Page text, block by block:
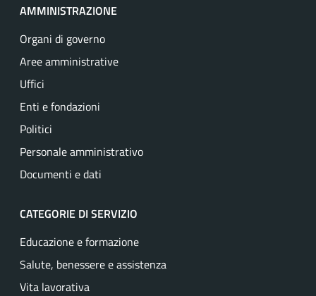
AMMINISTRAZIONE
Organi di governo
Aree amministrative
Uffici
Enti e fondazioni
Politici
Personale amministrativo
Documenti e dati
CATEGORIE DI SERVIZIO
Educazione e formazione
Salute, benessere e assistenza
Vita lavorativa